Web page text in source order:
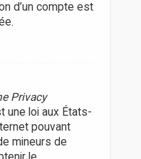
d’un compte est
Privacy
une loi aux États-
pouvant
mineurs de